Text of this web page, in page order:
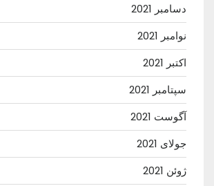
دسامبر 2021
نوامبر 2021
اکتبر 2021
سپتامبر 2021
آگوست 2021
جولای 2021
ژوئن 2021